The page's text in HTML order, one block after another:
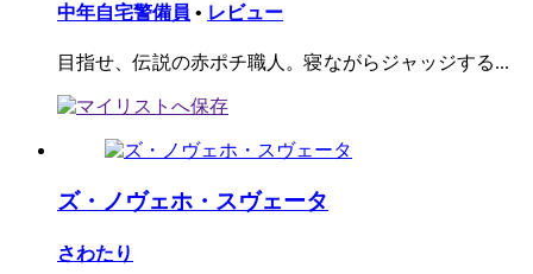
中年自宅警備員 • レビュー
目指せ、伝説の赤ポチ職人。寝ながらジャッジする...
ズ・ノヴェホ・スヴェータ
さわたり